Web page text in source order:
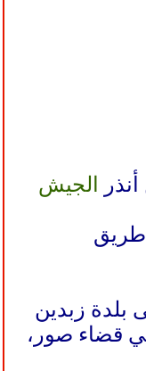
الجيش
طريق
على بلدة زبدين
قضاء صور،